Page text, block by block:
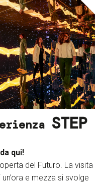
STEP
qui!
del Futuro. La visita
e mezza si svolge